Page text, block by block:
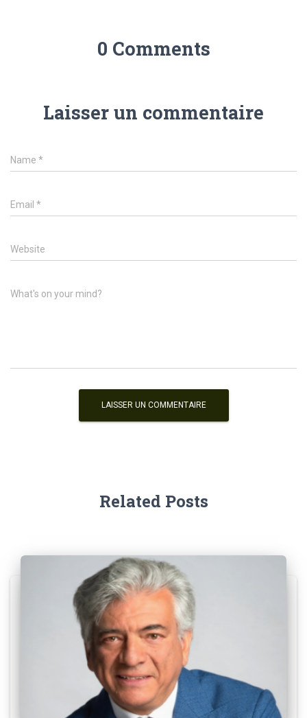
0 Comments
Laisser un commentaire
Name *
Email *
Website
What's on your mind?
Related Posts